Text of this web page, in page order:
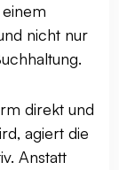
nicht nur
direkt und
agiert die
Anstatt